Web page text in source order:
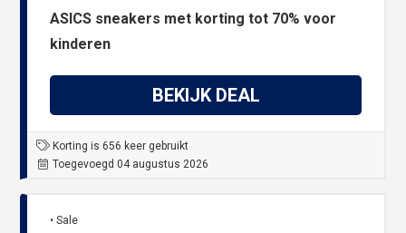
ASICS sneakers met korting tot 70% voor
kinderen
BEKIJK DEAL
Korting is 656 keer gebruikt
Toegevoegd 04 augustus 2026
• Sale